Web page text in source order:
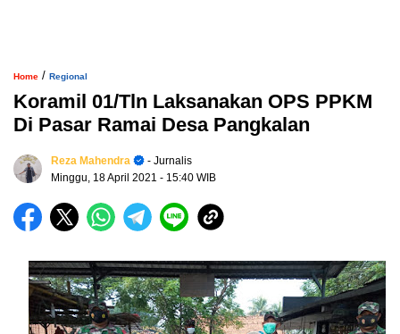
Home / Regional
Koramil 01/Tln Laksanakan OPS PPKM
Di Pasar Ramai Desa Pangkalan
Reza Mahendra
- Jurnalis
Minggu, 18 April 2021 - 15:40 WIB